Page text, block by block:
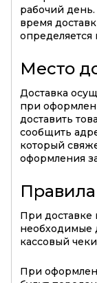
рабочий
время
определяется
Место
Доставка
при
доставить
сообщить
который
оформления
Правила
При доставке
необходимые
кассовый
При